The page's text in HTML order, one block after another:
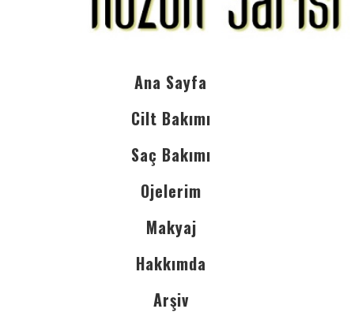
Ana Sayfa
Cilt Bakımı
Saç Bakımı
Ojelerim
Makyaj
Hakkımda
Arşiv